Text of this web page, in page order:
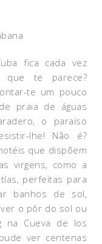
fica cada vez
te parece?
te um pouco
praia de águas
o paraíso
lhe! Não é?
que dispõem
virgens, como a
perfeitas para
banhos de sol,
o pôr do sol ou
na Cueva de los
ver centenas